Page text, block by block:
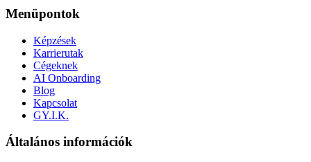
Menüpontok
Képzések
Karrierutak
Cégeknek
AI Onboarding
Blog
Kapcsolat
GY.I.K.
Általános információk